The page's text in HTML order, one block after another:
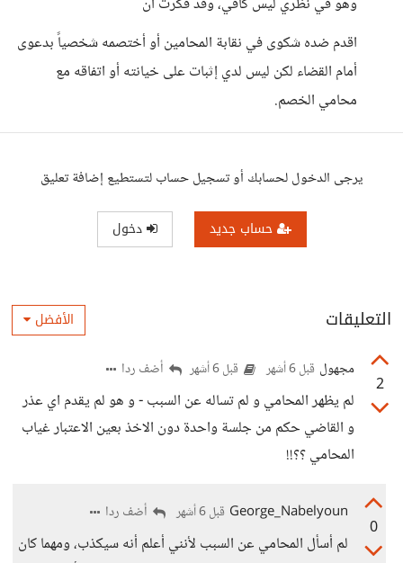
اقدم ضده شكوى في نقابة المحامين أو أختصمه شخصياً بدعوى
أمام القضاء لكن ليس لدي إثبات على خيانته أو اتفاقه مع
محامي الخصم.
يرجى الدخول لحسابك أو تسجيل حساب لتستطيع إضافة تعليق
حساب جديد دخول
التعليقات الأفضل
2
مجهول قبل 6 أشهر قبل 6 أشهر أضف ردا
لم يظهر المحامي و لم تساله عن السبب - و هو لم يقدم اي عذر
و القاضي حكم من جلسة واحدة دون الاخذ بعين الاعتبار غياب
المحامي ؟؟!!
0
George_Nabelyoun قبل 6 أشهر أضف ردا
لم أسأل المحامي عن السبب لأنني أعلم أنه سيكذب، ومهما كان